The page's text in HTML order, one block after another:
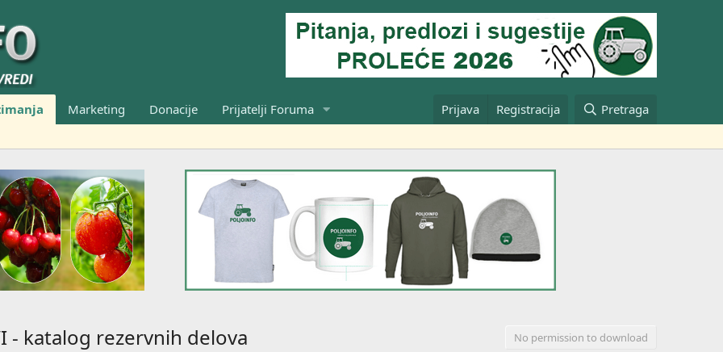
Marketing Donacije Prijatelji Foruma Prijava Registracija Pretraga
- katalog rezervnih delova
No permission to download